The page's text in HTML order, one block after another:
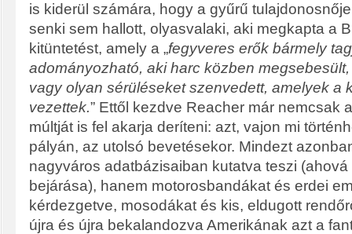
is kiderül számára, hogy a gyűrű
senki sem hallott, olyasvalaki, aki megkapta a
kitüntetést, amely a „fegyveres erők bármely
adományozható, aki harc közben
vagy olyan sérüléseket szenvedett, amelyek a
vezettek.” Ettől kezdve Reacher már nemcsak
múltját is fel akarja deríteni: azt, vajon mi
pályán, az utolsó bevetésekor. Mindezt
nagyváros adatbázisaiban kutatva teszi
bejárása), hanem motorosbandákat és erdei
kérdezgetve, mosodákat és kis, eldugott
újra és újra bekalandozva Amerikának azt a